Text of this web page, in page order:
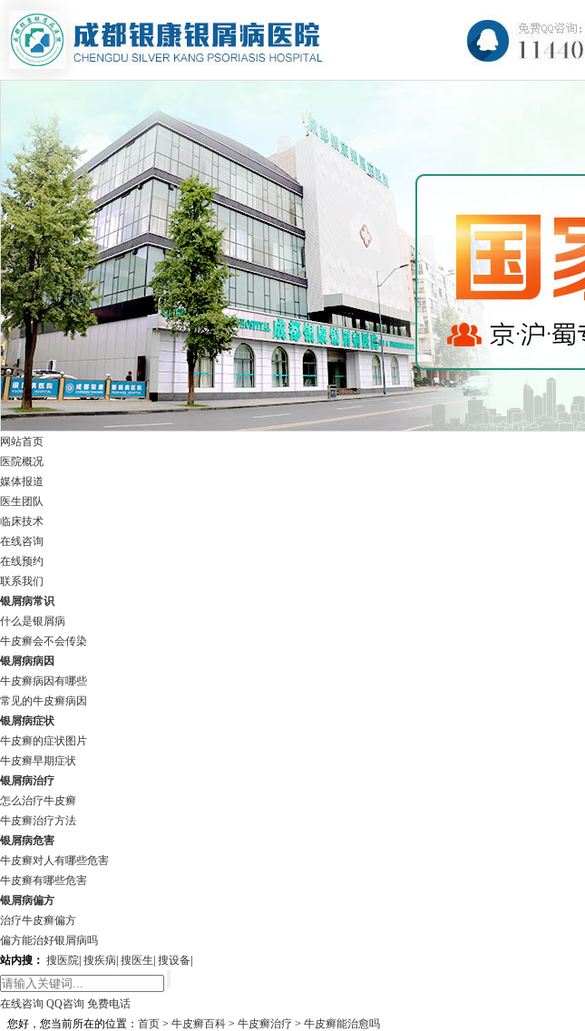
网站首页
医院概况
媒体报道
医生团队
临床技术
在线咨询
在线预约
联系我们
银屑病常识
什么是银屑病
牛皮癣会不会传染
银屑病病因
牛皮癣病因有哪些
常见的牛皮癣病因
银屑病症状
牛皮癣的症状图片
牛皮癣早期症状
银屑病治疗
怎么治疗牛皮癣
牛皮癣治疗方法
银屑病危害
牛皮癣对人有哪些危害
牛皮癣有哪些危害
银屑病偏方
治疗牛皮癣偏方
偏方能治好银屑病吗
站内搜： 搜医院 搜疾病 搜医生 搜设备
在线咨询 QQ咨询 免费电话
您好，您当前所在的位置： 首页 > 牛皮癣百科 > 牛皮癣治疗 > 牛皮癣能治愈吗